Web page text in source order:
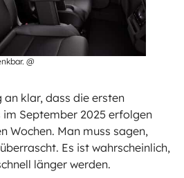
@
klar, dass die ersten
September 2025 erfolgen
Wochen. Man muss sagen,
Es ist wahrscheinlich,
länger werden.